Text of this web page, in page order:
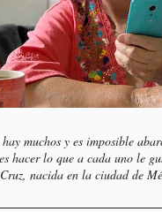
muchos y es imposible
hacer lo que a cada uno le
nacida en la ciudad de